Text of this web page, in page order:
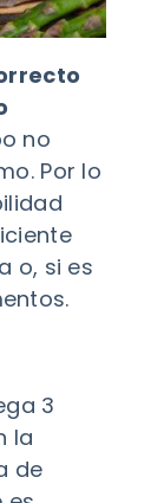
no
Por lo
o, si es
3
la
de